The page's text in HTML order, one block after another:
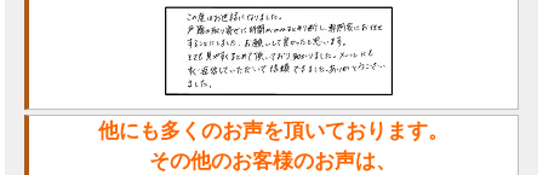
他にも多くのお声を頂いております。
その他のお客様のお声は、